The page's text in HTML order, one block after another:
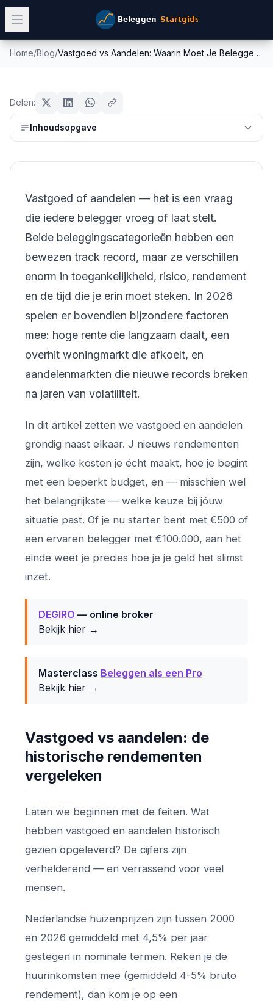
Home/Blog/ Vastgoed vs Aandelen: Waarin Moet Je Beleggen in 2026?
Moet Je Beleggen in 2026?
21 maart 202615min leestijd
Delen:
Inhoudsopgave
Vastgoed of aandelen — het is een vraag
die iedere belegger vroeg of laat stelt.
Beide beleggingscategorieën hebben een
bewezen track record, maar ze verschillen
enorm in toegankelijkheid, risico, rendement
en de tijd die je erin moet steken. In 2026
spelen er bovendien bijzondere factoren
mee: hoge rente die langzaam daalt, een
overhit woningmarkt die afkoelt, en
aandelenmarkten die nieuwe records breken
na jaren van volatiliteit.
In dit artikel zetten we vastgoed en aandelen
grondig naast elkaar. J nieuws rendementen
zijn, welke kosten je écht maakt, hoe je begint
met een beperkt budget, en — misschien wel
het belangrijkste — welke keuze bij jóuw
situatie past. Of je nu starter bent met €500 of
een ervaren belegger met €100.000, aan het
einde weet je precies hoe je je geld het slimst
inzet.
DEGIRO — online broker
Bekijk hier →
Masterclass Beleggen als een Pro
Bekijk hier →
Vastgoed vs aandelen: de
historische rendementen
vergeleken
Laten we beginnen met de feiten. Wat
hebben vastgoed en aandelen historisch
gezien opgeleverd? De cijfers zijn
verhelderend — en verrassend voor veel
mensen.
Nederlandse huizenprijzen zijn tussen 2000
en 2026 gemiddeld met 4,5% per jaar
gestegen in nominale termen. Reken je de
huurinkomsten mee (gemiddeld 4-5% bruto
rendement), dan kom je op een